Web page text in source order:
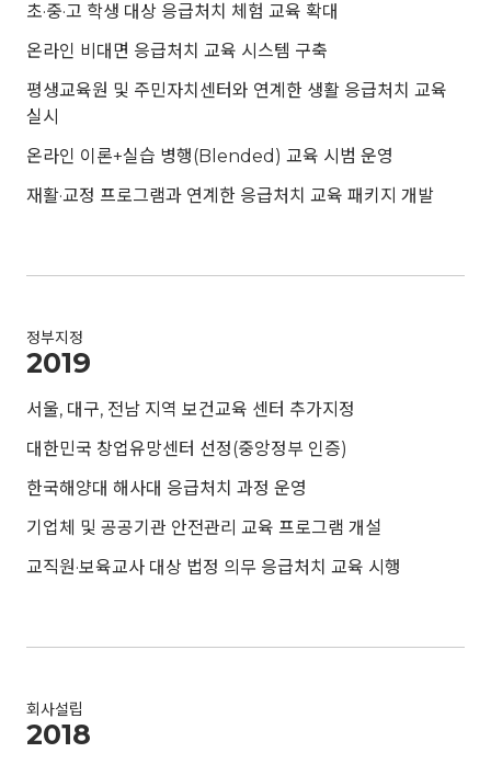
초·중·고 학생 대상 응급처치 체험 교육 확대
온라인 비대면 응급처치 교육 시스템 구축
평생교육원 및 주민자치센터와 연계한 생활 응급처치 교육
실시
온라인 이론+실습 병행(Blended) 교육 시범 운영
재활·교정 프로그램과 연계한 응급처치 교육 패키지 개발
정부지정
2019
서울, 대구, 전남 지역 보건교육 센터 추가지정
대한민국 창업유망센터 선정(중앙정부 인증)
한국해양대 해사대 응급처치 과정 운영
기업체 및 공공기관 안전관리 교육 프로그램 개설
교직원·보육교사 대상 법정 의무 응급처치 교육 시행
회사설립
2018